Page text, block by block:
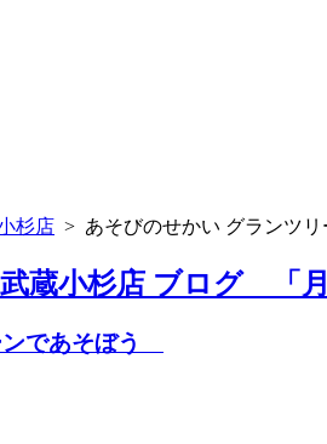
杉店 > あそびのせかい グランツ
蔵小杉店 ブログ 「月
ンであそぼう